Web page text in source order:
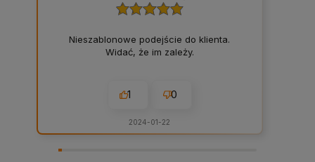
Nieszablonowe podejście do klienta.
Widać, że im zależy.
1 0
2024-01-22